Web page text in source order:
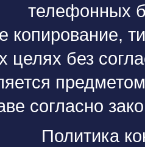
телефонных
копирование,
целях без
согласно
Политика